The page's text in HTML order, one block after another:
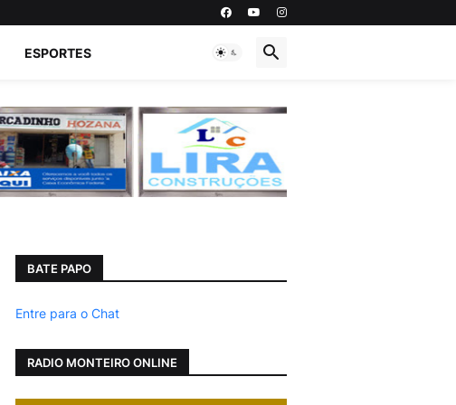
ESPORTES
BATE PAPO
Entre para o Chat
RADIO MONTEIRO ONLINE